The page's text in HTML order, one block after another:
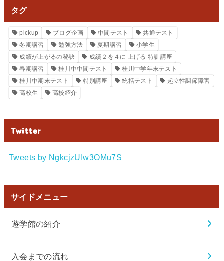
タグ
pickup ブログ企画 中間テスト
共通テスト
冬期講習
勉強方法 夏期講習
小学生
成績が上がるの秘訣
成績２を４に 上げる 特訓講座
春期講習
桂川中中間テスト
桂川中学年末テスト
桂川中期末テスト
特別講座 統括テスト
起立性調節障害
高校生
高校紹介
Twitter
Tweets by NgkcjzUIw3OMu7S
サイドメニュー
遊学館の紹介
入会までの流れ